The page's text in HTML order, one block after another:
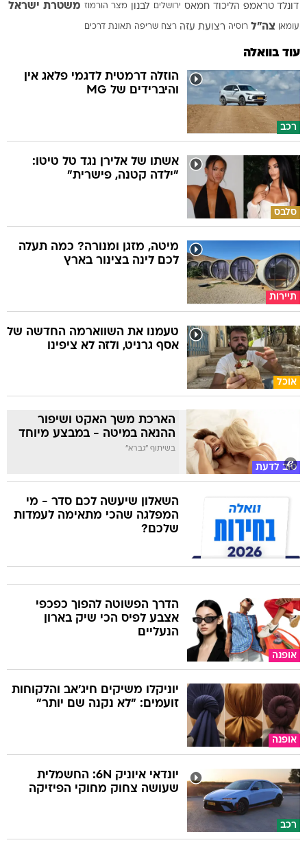
דונלד טראמפ הליכוד חמאס ירושלים לבנון מצר הורמוז משטרת ישראל
עומאן צה"ל רוסיה רצועת עזה רצח שריפה תאונת דרכים
עוד בוואלה
רכב
הוזלה דרמטית לדגמי פלאג אין
והיברידים של MG
סלבס
אשתו של אלירן נגד טל טיטו:
"ילדה קטנה, פישרית"
תיירות
מיטה, מזגן ומנורה? כמה תעלה
לכם לינה בצינור בארץ
אוכל
טעמנו את השווארמה החדשה של
אסף גרניט, ולזה לא ציפינו
טוב לדעת
הארכת משך האקט ושיפור
ההנאה במיטה - במבצע מיוחד
בשיתוף "גברא"
השאלון שיעשה לכם סדר - מי
המפלגה שהכי מתאימה לעמדות
שלכם?
אופנה
הדרך הפשוטה להפוך כפכפי
אצבע לפיס הכי שיק בארון
הנעליים
אופנה
יוניקלו משיקים חיג'אב והלקוחות
זועמים: "לא נקנה שם יותר"
רכב
יונדאי איוניק 6N: החשמלית
שעושה צחוק מחוקי הפיזיקה